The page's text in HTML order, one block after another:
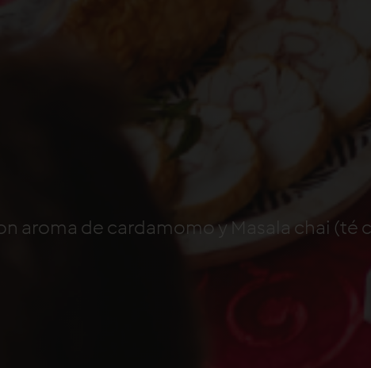
aroma de cardamomo y Masala chai (té